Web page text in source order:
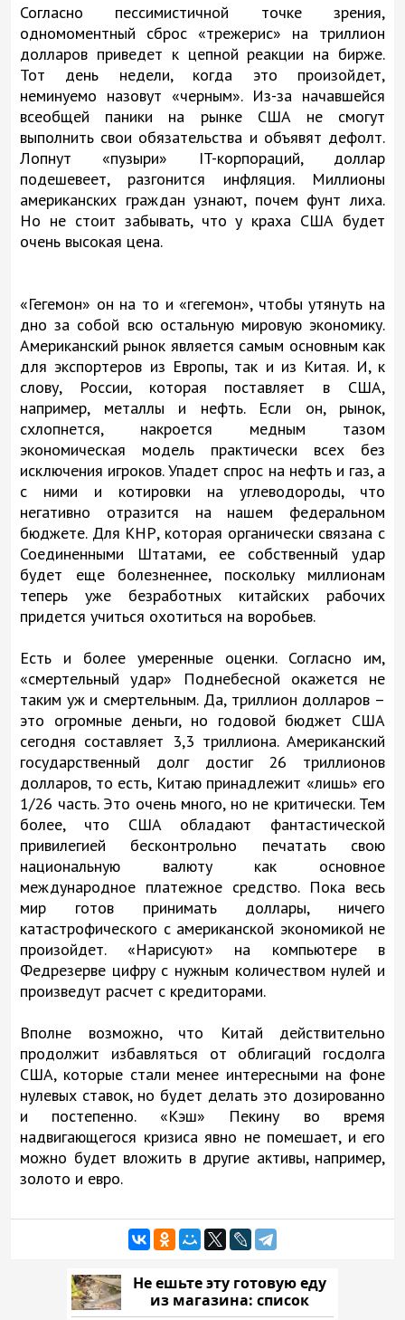
Согласно пессимистичной точке зрения,
одномоментный сброс «трежерис» на триллион
долларов приведет к цепной реакции на бирже.
Тот день недели, когда это произойдет,
неминуемо назовут «черным». Из-за начавшейся
всеобщей паники на рынке США не смогут
выполнить свои обязательства и объявят дефолт.
Лопнут «пузыри» IT-корпораций, доллар
подешевеет, разгонится инфляция. Миллионы
американских граждан узнают, почем фунт лиха.
Но не стоит забывать, что у краха США будет
очень высокая цена.
«Гегемон» он на то и «гегемон», чтобы утянуть на
дно за собой всю остальную мировую экономику.
Американский рынок является самым основным как
для экспортеров из Европы, так и из Китая. И, к
слову, России, которая поставляет в США,
например, металлы и нефть. Если он, рынок,
схлопнется, накроется медным тазом
экономическая модель практически всех без
исключения игроков. Упадет спрос на нефть и газ, а
с ними и котировки на углеводороды, что
негативно отразится на нашем федеральном
бюджете. Для КНР, которая органически связана с
Соединенными Штатами, ее собственный удар
будет еще болезненнее, поскольку миллионам
теперь уже безработных китайских рабочих
придется учиться охотиться на воробьев.
Есть и более умеренные оценки. Согласно им,
«смертельный удар» Поднебесной окажется не
таким уж и смертельным. Да, триллион долларов –
это огромные деньги, но годовой бюджет США
сегодня составляет 3,3 триллиона. Американский
государственный долг достиг 26 триллионов
долларов, то есть, Китаю принадлежит «лишь» его
1/26 часть. Это очень много, но не критически. Тем
более, что США обладают фантастической
привилегией бесконтрольно печатать свою
национальную валюту как основное
международное платежное средство. Пока весь
мир готов принимать доллары, ничего
катастрофического с американской экономикой не
произойдет. «Нарисуют» на компьютере в
Федрезерве цифру с нужным количеством нулей и
произведут расчет с кредиторами.
Вполне возможно, что Китай действительно
продолжит избавляться от облигаций госдолга
США, которые стали менее интересными на фоне
нулевых ставок, но будет делать это дозированно
и постепенно. «Кэш» Пекину во время
надвигающегося кризиса явно не помешает, и его
можно будет вложить в другие активы, например,
золото и евро.
Не ешьте эту готовую еду
из магазина: список